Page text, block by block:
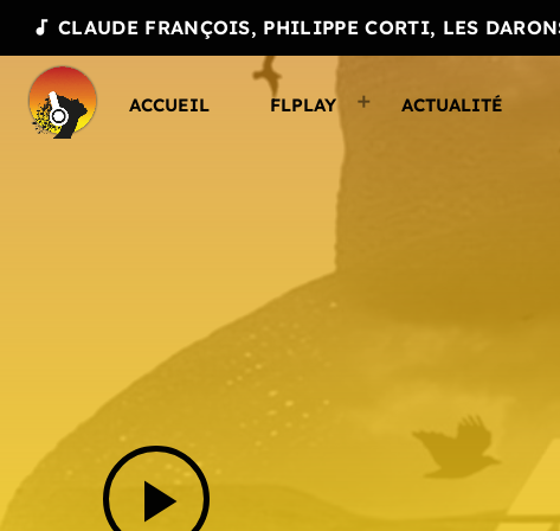
audiotrack CLAUDE FRANÇOIS, PHILIPPE CORTI, LES
ACCUEIL FLPLAY ACTUALITÉ
play_arrow